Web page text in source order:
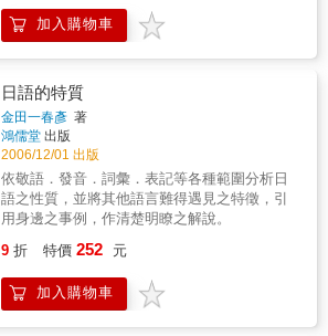
完，保證寫作論文得心應手！ & 特點2解說簡
單易懂，最好看！ 一想到要撰寫專題報告以及
畢業論文就一個頭兩個大嗎？看似深奧難懂的
日文專題寫作課，在教學經驗豐富名師的解說
下，變得簡單易懂，就好像指導教授隨時在您
的身邊，幫您解答對於論文寫作的各種疑難雜
症。一書在手，學習論文寫作效率佳！ & 特點
3論文範例豐富，最好抄！ 在撰寫論文之前想
要多方參考一下前人的論文？不需要上圖書
館，本書蒐集了數篇範例，學習完課程內容，
立即能參考應用！例如第2課中所列舉出的數個
大四畢業論文題目和碩士論文題目，內容從社
會、教育、文化到文學，範圍廣泛，參考價值
高！ & 特點4台灣國內研究所概況統覽，最好
用！ 想報考國內的日文研究所，還得一所一所
者熟悉寫作技巧，同時學習相關單字、擴充字
彙量。不論是作為課後練習或自修，都能大幅
提升你的日文寫作能力。本書特色■ 題材廣泛
從生活方面的日記、導覽、部落格，到專業領
域的報導文章、詩、小說，主題多元。■ 思考
引導 分析「記述文」「感想文」「論說文」，
提醒需注意的文法及重點，引領讀者掌握寫作
技巧。■ 實例批改 由日本老師親自批改學生習
作，藉由修改前後的對照，幫助讀者提升日文
語感。
達的內容，套入學習過的文型或語彙的使用練
習。本教材就是為了補足這些部份而編纂的，
式進行練習。要增加溝通能力特別是「說與
寫」的學習順序是非常重要的，在初中級的程
度，應該儘可能的一邊說一邊將自己所說的內
容匯整成為文章，這樣的學習效率應該會是最
好的。實際上，「寫」這個動作亦能提高會話
能力，可以說是達到相輔相成的效果。本書所
揭載的內容均為筆者實際在課堂上所使用的文
章，而大多數的作文範例都是筆者學生們所寫
的文章。內容都是留學生在日本的實際體驗而
想不到的新鮮感。本教材中的語彙對初中級的
學習者或許會有點難，但內容新鮮有趣，亦可
作為初中級的「讀解教材」來使用。
加入購物車
日語的特質
金田一春彥 著
鴻儒堂 出版
2006/12/01 出版
依敬語．發音．詞彙．表記等各種範圍分析日
語之性質，並將其他語言難得遇見之特徵，引
用身邊之事例，作清楚明瞭之解說。
9 折 特價 252 元
加入購物車